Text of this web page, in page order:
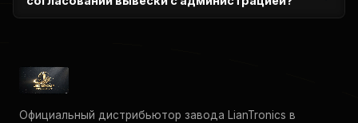
контент и управление из любой точки мира, обновляя
плейлисты в пару кликов.
медиафасада в органах архитектуры и
градостроительства.
Официальный дистрибьютор завода LianTronics в